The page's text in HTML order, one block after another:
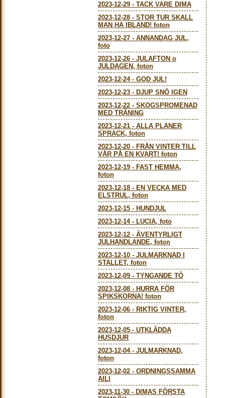
2023-12-29 - TACK VARE DIMA
2023-12-28 - STOR TUR SKALL
MAN HA IBLAND! foton
2023-12-27 - ANNANDAG JUL,
foto
2023-12-26 - JULAFTON o
JULDAGEN, foton
2023-12-24- GOD JUL!
2023-12-23 - DJUP SNÖ IGEN
2023-12-22 - SKOGSPROMENAD
MED TRÄNING
2023-12-21 - ALLA PLANER
SPRACK, foton
2023-12-20 - FRÅN VINTER TILL
VÅR PÅ EN KVART! foton
2023-12-19 - FAST HEMMA,
foton
2023-12-18 - EN VECKA MED
ELSTRUL, foton
2023-12-15 - HUNDJUL
2023-12-14- LUCIA, foto
2023-12-12 - ÄVENTYRLIGT
JULHANDLANDE, foton
2023-12-10 - JULMARKNAD I
STALLET, foton
2023-12-09 - TYNGANDE TÖ
2023-12-08 - HURRA FÖR
SPIKSKORNA! foton
2023-12-06 - RIKTIG VINTER,
foton
2023-12-05 - UTKLÄDDA
HUSDJUR
2023-12-04- JULMARKNAD,
foton
2023-12-02 - ORDNINGSSAMMA
AILI
2023-11-30 - DIMAS FÖRSTA